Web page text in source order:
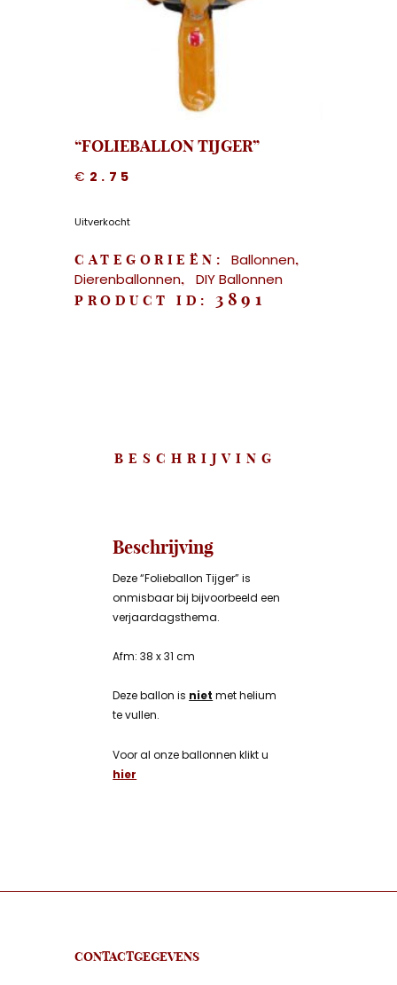
“FOLIEBALLON TIJGER”
€ 2.75
Uitverkocht
CATEGORIEËN: Ballonnen,
Dierenballonnen, DIY Ballonnen
PRODUCT ID: 3891
BESCHRIJVING
Beschrijving
Deze “Folieballon Tijger” is
onmisbaar bij bijvoorbeeld een
verjaardagsthema.
Afm: 38 x 31 cm
Deze ballon is niet met helium
te vullen.
Voor al onze ballonnen klikt u
hier
CONTACTGEGEVENS